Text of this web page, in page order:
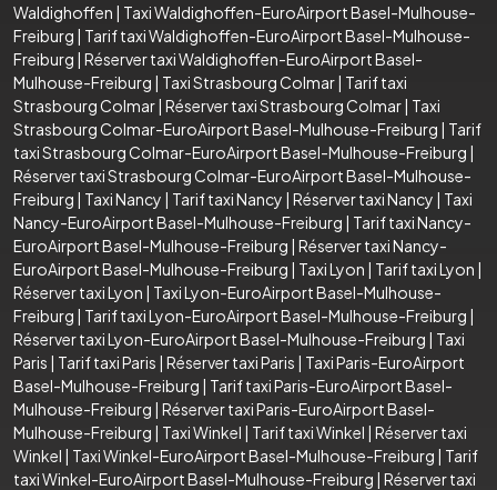
Waldighoffen | Taxi Waldighoffen-EuroAirport Basel-Mulhouse-
Freiburg | Tarif taxi Waldighoffen-EuroAirport Basel-Mulhouse-
Freiburg | Réserver taxi Waldighoffen-EuroAirport Basel-
Mulhouse-Freiburg | Taxi Strasbourg Colmar| Tarif taxi
Strasbourg Colmar| Réserver taxi Strasbourg Colmar| Taxi
Strasbourg Colmar-EuroAirport Basel-Mulhouse-Freiburg | Tarif
taxi Strasbourg Colmar-EuroAirport Basel-Mulhouse-Freiburg |
Réserver taxi Strasbourg Colmar-EuroAirport Basel-Mulhouse-
Freiburg | Taxi Nancy | Tarif taxi Nancy | Réserver taxi Nancy | Taxi
Nancy-EuroAirport Basel-Mulhouse-Freiburg | Tarif taxi Nancy-
EuroAirport Basel-Mulhouse-Freiburg | Réserver taxi Nancy-
EuroAirport Basel-Mulhouse-Freiburg | Taxi Lyon | Tarif taxi Lyon |
Réserver taxi Lyon | Taxi Lyon-EuroAirport Basel-Mulhouse-
Freiburg | Tarif taxi Lyon-EuroAirport Basel-Mulhouse-Freiburg |
Réserver taxi Lyon-EuroAirport Basel-Mulhouse-Freiburg | Taxi
Paris | Tarif taxi Paris | Réserver taxi Paris | Taxi Paris-EuroAirport
Basel-Mulhouse-Freiburg | Tarif taxi Paris-EuroAirport Basel-
Mulhouse-Freiburg | Réserver taxi Paris-EuroAirport Basel-
Mulhouse-Freiburg | Taxi Winkel | Tarif taxi Winkel | Réserver taxi
Winkel | Taxi Winkel-EuroAirport Basel-Mulhouse-Freiburg | Tarif
taxi Winkel-EuroAirport Basel-Mulhouse-Freiburg | Réserver taxi